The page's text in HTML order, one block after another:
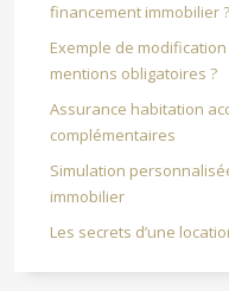
financement immobilier ?
Exemple de
mentions obligatoires ?
Assurance habitation
complémentaires
Simulation
immobilier
Les secrets d’une